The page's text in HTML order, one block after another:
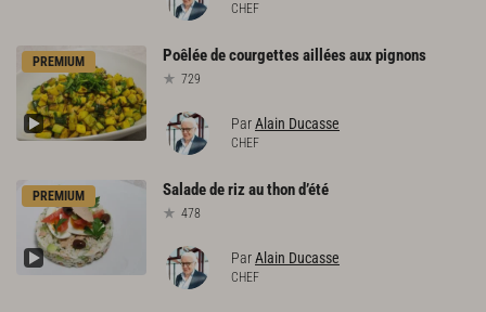
CHEF
PREMIUM Poêléedecourgettesailléesauxpignons
729
ParAlain Ducasse
CHEF
PREMIUM Saladederizauthond’été
478
ParAlain Ducasse
CHEF